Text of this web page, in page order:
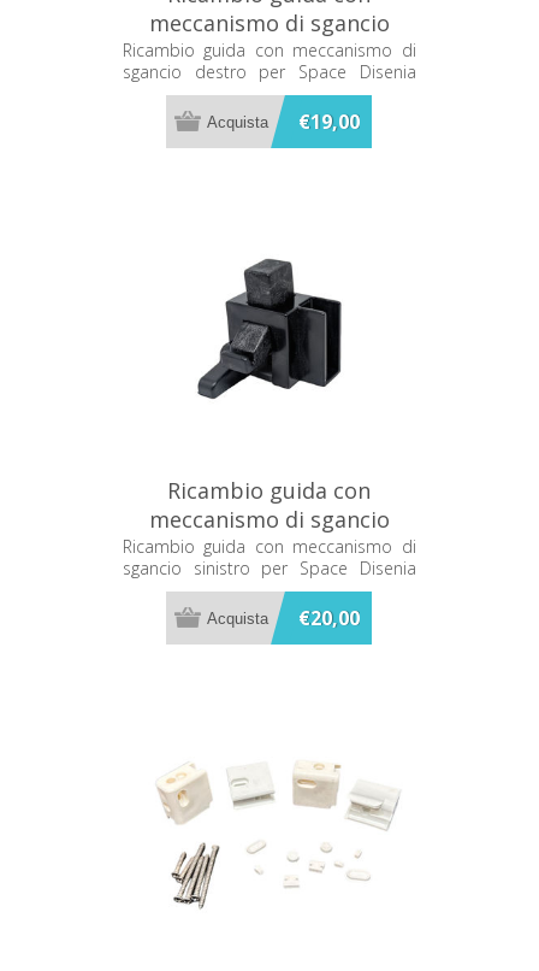
meccanismo di sgancio
destro per Space Disenia
RCGUINSDSC
Ricambio guida con meccanismo di
sgancio destro per Space Disenia
RCGUINSDSC
€19,00
Ricambio guida con
meccanismo di sgancio
sinistro per Space Disenia
RCGUINSSSC
Ricambio guida con meccanismo di
sgancio sinistro per Space Disenia
RCGUINSSSC
€20,00